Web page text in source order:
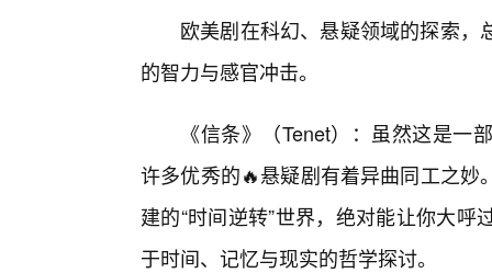
欧美剧在科幻、悬疑领域的探索
的智力与感官冲击。
《信条》（Tenet）：虽然这是
许多优秀的🔥悬疑剧有着异曲同工之
建的“时间逆转”世界，绝对能让你大
于时间、记忆与现实的哲学探讨。